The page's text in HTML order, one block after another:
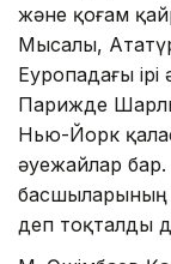
және қоғам
Мысалы,
Еуропадағы
Парижде
Нью-Йорк
әуежайлар
басшыларының
деп тоқталды